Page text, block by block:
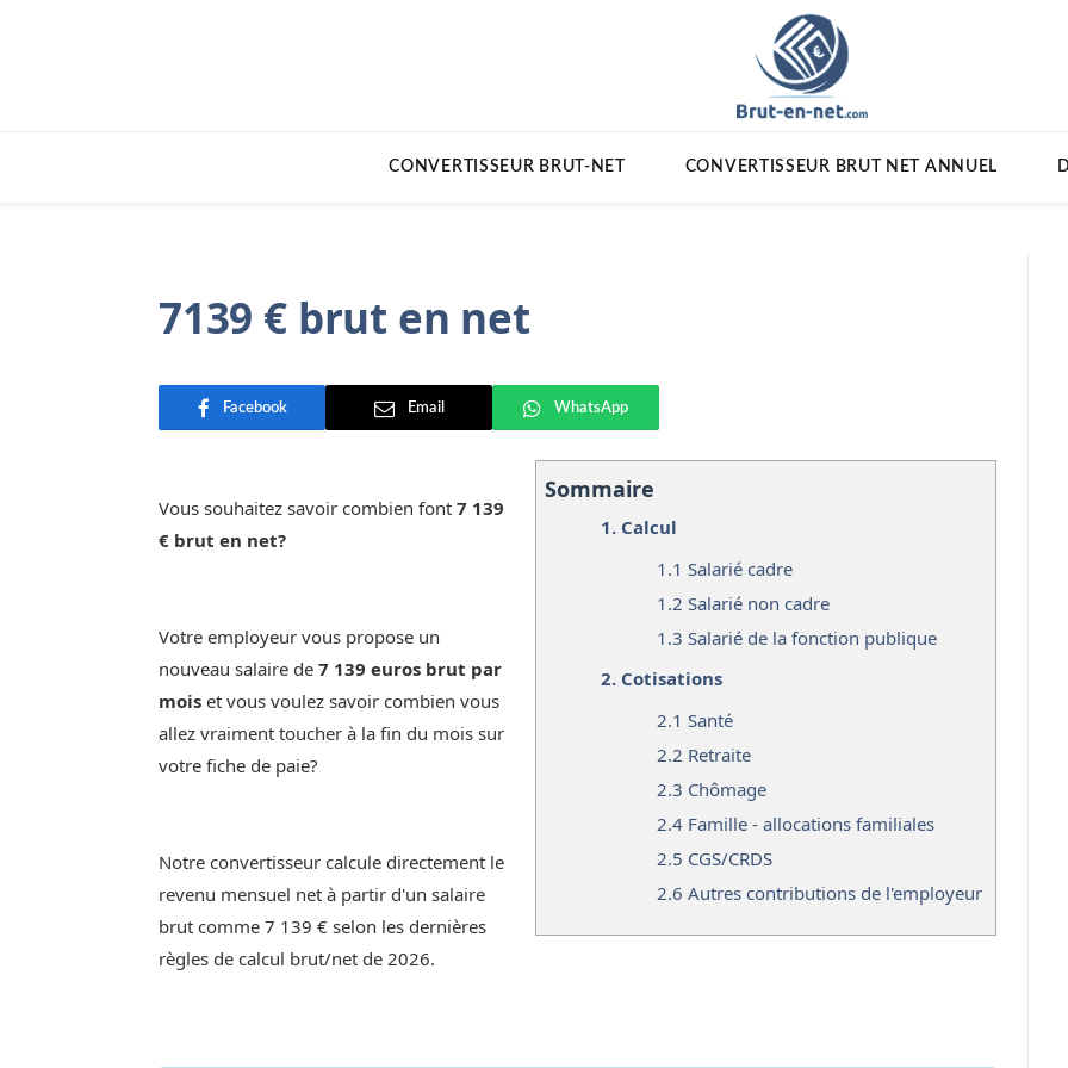
CONVERTISSEUR BRUT-NET CONVERTISSEUR BRUT NET ANNUEL
7139 € brut en net
Facebook Email WhatsApp
Sommaire
1. Calcul
1.1 Salarié cadre
1.2 Salarié non cadre
1.3 Salarié de la fonction publique
2. Cotisations
2.1 Santé
2.2 Retraite
2.3 Chômage
2.4 Famille - allocations familiales
2.5 CGS/CRDS
2.6 Autres contributions de l'employeur
Vous souhaitez savoir combien font 7 139
€ brut en net?
Votre employeur vous propose un
nouveau salaire de 7 139 euros brut par
mois et vous voulez savoir combien vous
allez vraiment toucher à la fin du mois sur
votre fiche de paie?
Notre convertisseur calcule directement le
revenu mensuel net à partir d'un salaire
brut comme 7 139 € selon les dernières
règles de calcul brut/net de 2026.